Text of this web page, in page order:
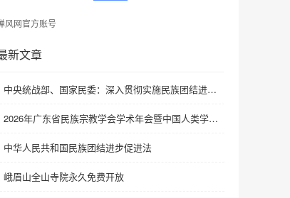
风网官方账号
新文章
中央统战部、国家民委：深入贯彻实施民族团结进步促进法 进一步增强中华民族凝聚力向心力
2026年广东省民族宗教学会学术年会暨中国人类学民族学研究会城市民族工作研究专业委员会更名会议在深圳召开
中华人民共和国民族团结进步促进法
峨眉山全山寺院永久免费开放